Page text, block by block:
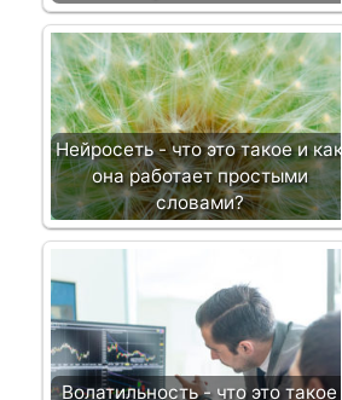
Нейросеть - что это такое и как
она работает простыми
словами?
Волатильность - что это такое